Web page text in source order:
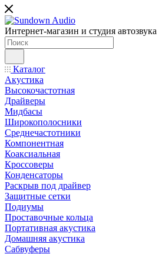
Интернет-магазин и студия автозвука
Каталог
Акустика
Высокочастотная
Драйверы
Мидбасы
Широкополосники
Среднечастотники
Компонентная
Коаксиальная
Кроссоверы
Конденсаторы
Раскрыв под драйвер
Защитные сетки
Подиумы
Проставочные кольца
Портативная акустика
Домашняя акустика
Сабвуферы